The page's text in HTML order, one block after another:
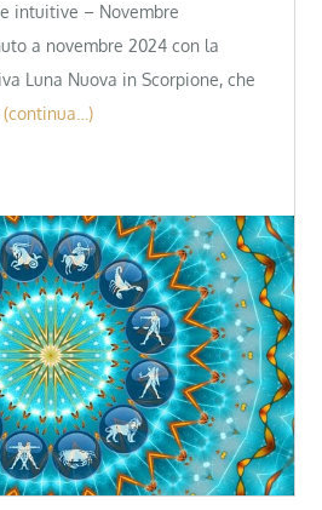
intuitive – Novembre
a novembre 2024 con la
Luna Nuova in Scorpione, che
(continua…)